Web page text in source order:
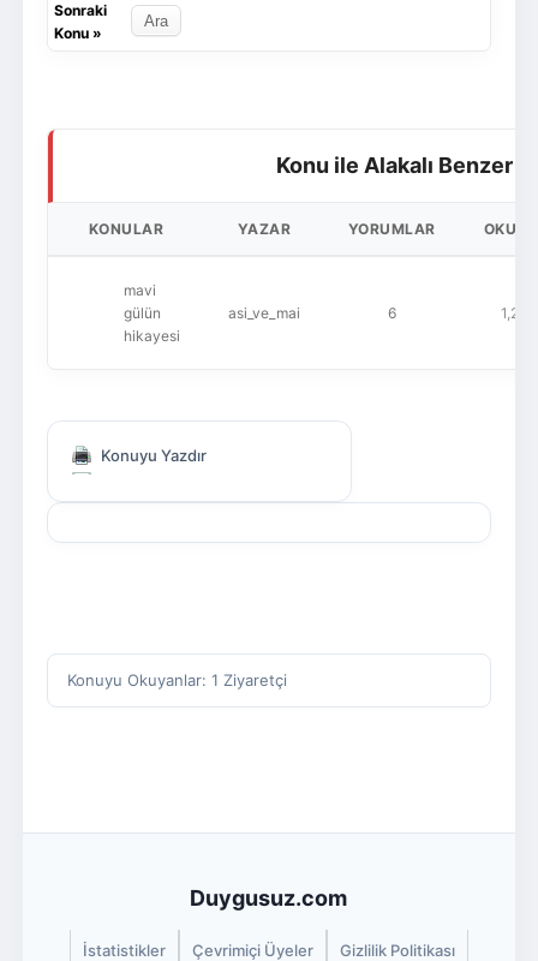
Sonraki
Konu»
Konu ile Alakalı Benzer
KONULAR YAZAR YORUMLAR
mavi
gülün
hikayesi
asi_ve_mai 6 1,228
Konuyu Yazdır
Konuyu Okuyanlar: 1 Ziyaretçi
Duygusuz.com
İstatistikler Çevrimiçi Üyeler Gizlilik Politikası